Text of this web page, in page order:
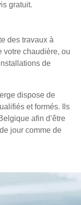
gratuit.
des travaux à
votre chaudière, ou
de
dispose de
et formés. Ils
afin d’être
jour comme de